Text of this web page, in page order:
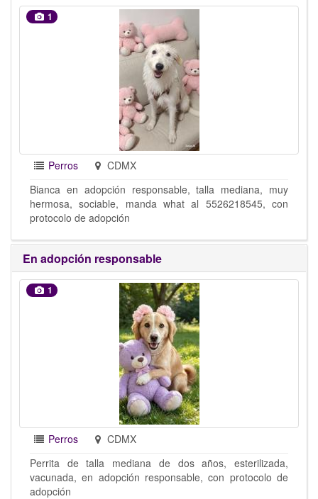
1
Perros
CDMX
Bianca en adopción responsable, talla mediana, muy
hermosa, sociable, manda what al 5526218545, con
protocolo de adopción
En adopción responsable
1
Perros
CDMX
Perrita de talla mediana de dos años, esterilizada,
vacunada, en adopción responsable, con protocolo de
adopción